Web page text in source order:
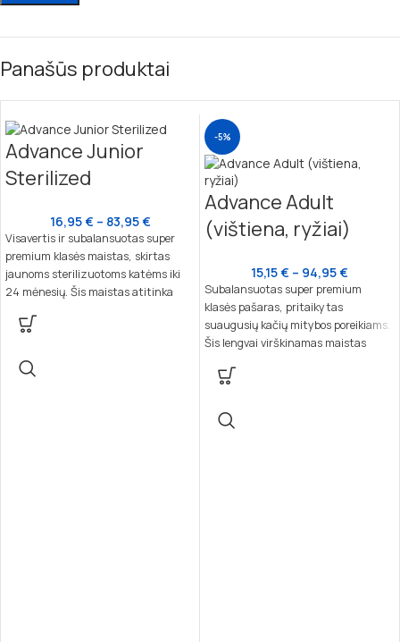
Panašūs produktai
Advance Junior
Sterilized
16,95€ – 83,95€
Visavertis ir subalansuotas super
premium klasės maistas, skirtas
jaunoms sterilizuotoms katėms iki
24 mėnesių. Šis maistas atitinka
poreikius, padėdamas išvengti svorio
ir palaikyti šlapimo takų sveikatą.
-5%
Advance Adult
(vištiena, ryžiai)
15,15€ – 94,95€
Subalansuotas super premium
klasės pašaras, pritaikytas
suaugusių kačių mitybos poreikiams.
Šis lengvai virškinamas maistas
organizmo apsaugą ir optimalų